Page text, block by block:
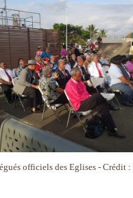
officiels des Eglises - Crédit